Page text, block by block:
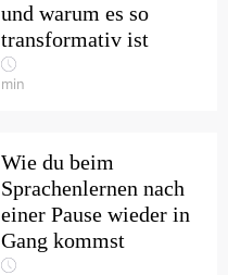
und warum es so
transformativ ist
min
Wie du beim
Sprachenlernen nach
einer Pause wieder in
Gang kommst